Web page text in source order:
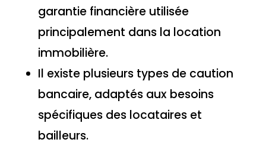
garantie financière utilisée
principalement dans la location
immobilière.
Il existe plusieurs types de caution
bancaire, adaptés aux besoins
spécifiques des locataires et
bailleurs.